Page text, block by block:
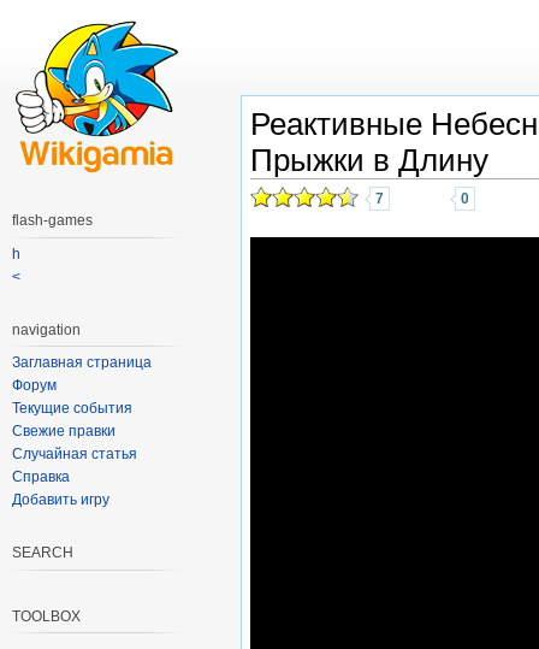
Реактивные
Прыжки в Длину
7 0
flash-games
h
<
navigation
Заглавная страница
Форум
Текущие события
Свежие правки
Случайная статья
Справка
Добавить игру
SEARCH
TOOLBOX